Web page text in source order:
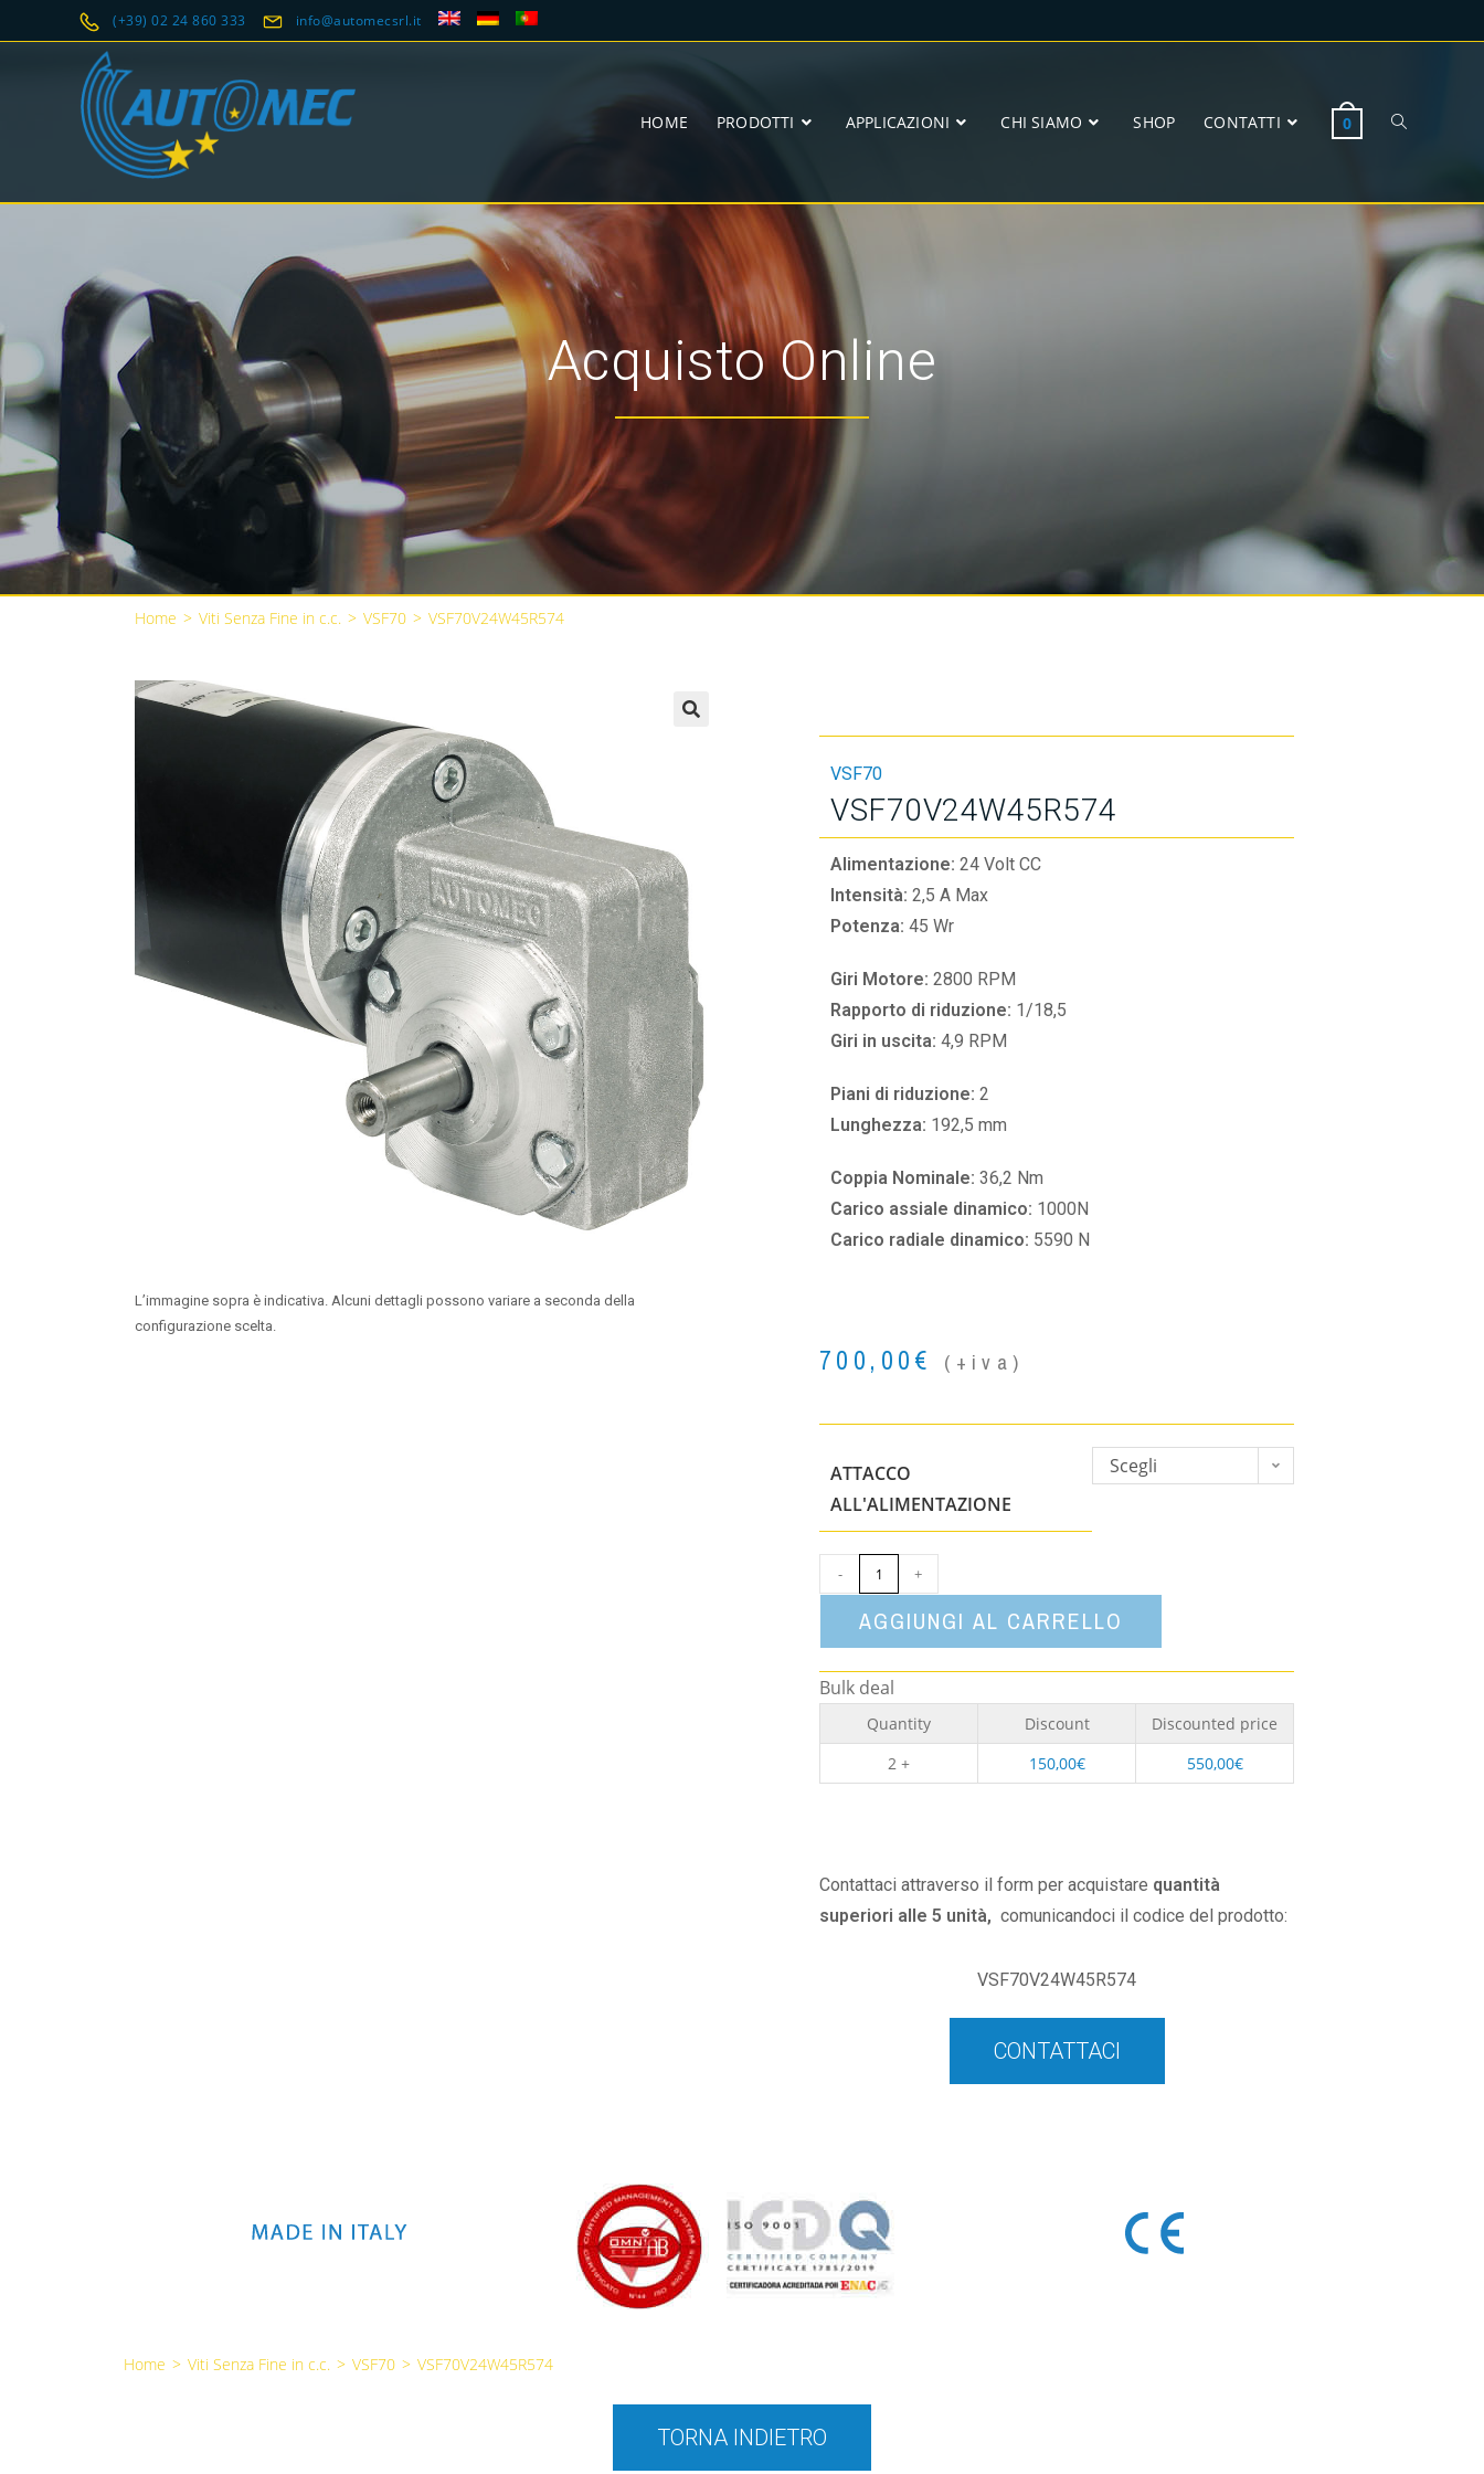
(+39) 02 24 860 333 info@automecsrl.it
HOME PRODOTTI APPLICAZIONI CHI SIAMO SHOP CONTATTI 0
Acquisto Online
Home > Viti Senza Fine in c.c. > VSF70 > VSF70V24W45R574
L’immagine sopra è indicativa. Alcuni dettagli possono variare a seconda della
configurazione scelta.
VSF70
VSF70V24W45R574
Alimentazione: 24 Volt CC
Intensità: 2,5 A Max
Potenza: 45 Wr
Giri Motore: 2800 RPM
Rapporto di riduzione: 1/18,5
Giri in uscita: 4,9 RPM
Piani di riduzione: 2
Lunghezza: 192,5 mm
Coppia Nominale: 36,2 Nm
Carico assiale dinamico: 1000N
Carico radiale dinamico: 5590 N
700,00€ (+iva)
ATTACCO
ALL'ALIMENTAZIONE
Scegli
- +
AGGIUNGI AL CARRELLO
Bulk deal
Quantity Discount
Discounted price
2 +
150,00€ 550,00€
Contattaci attraverso il form per acquistare quantità
superiori alle 5 unità, comunicandoci il codice del prodotto:
VSF70V24W45R574
CONTATTACI
Home > Viti Senza Fine in c.c. > VSF70 > VSF70V24W45R574
TORNA INDIETRO